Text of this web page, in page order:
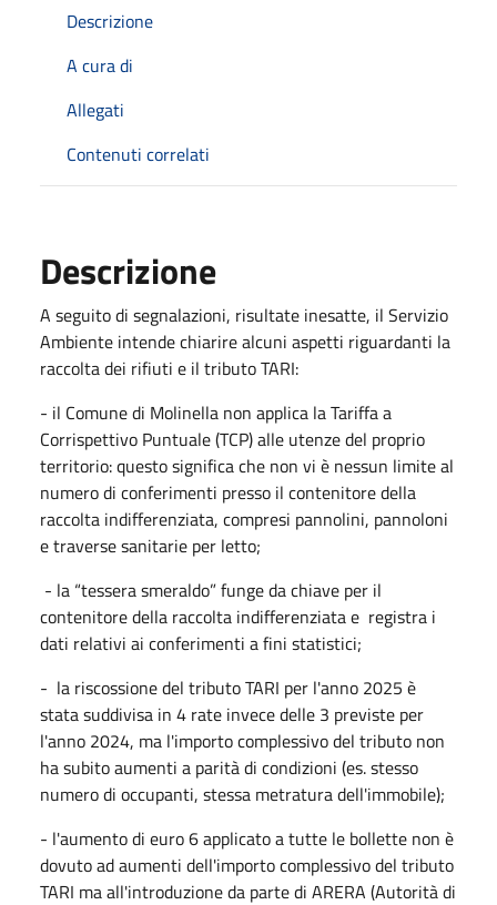
Descrizione
A cura di
Allegati
Contenuti correlati
Descrizione
A seguito di segnalazioni, risultate inesatte, il Servizio
Ambiente intende chiarire alcuni aspetti riguardanti la
raccolta dei rifiuti e il tributo TARI:
- il Comune di Molinella non applica la Tariffa a
Corrispettivo Puntuale (TCP) alle utenze del proprio
territorio: questo significa che non vi è nessun limite al
numero di conferimenti presso il contenitore della
raccolta indifferenziata, compresi pannolini, pannoloni
e traverse sanitarie per letto;
- la “tessera smeraldo” funge da chiave per il
contenitore della raccolta indifferenziata e registra i
dati relativi ai conferimenti a fini statistici;
- la riscossione del tributo TARI per l'anno 2025 è
stata suddivisa in 4 rate invece delle 3 previste per
l'anno 2024, ma l'importo complessivo del tributo non
ha subito aumenti a parità di condizioni (es. stesso
numero di occupanti, stessa metratura dell'immobile);
- l'aumento di euro 6 applicato a tutte le bollette non è
dovuto ad aumenti dell'importo complessivo del tributo
TARI ma all'introduzione da parte di ARERA (Autorità di